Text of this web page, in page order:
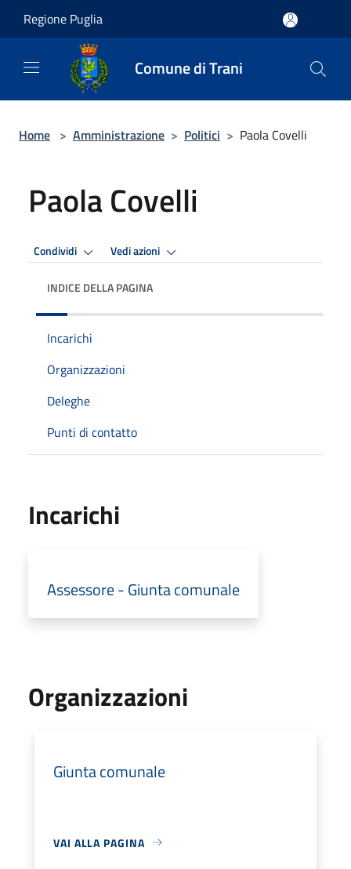
Regione Puglia
Comune di Trani
Home > Amministrazione > Politici > Paola Covelli
Paola Covelli
Condividi Vedi azioni
INDICE DELLA PAGINA
Incarichi
Organizzazioni
Deleghe
Punti di contatto
Incarichi
Assessore - Giunta comunale
Organizzazioni
Giunta comunale
VAI ALLA PAGINA